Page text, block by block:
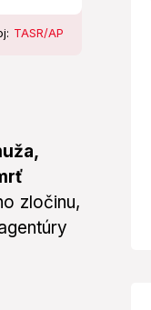
TASR/AP
zločinu,